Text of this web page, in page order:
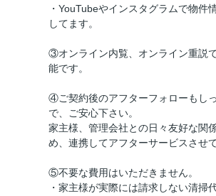
・YouTubeやインスタグラムで物件
してます。
③オンライン内覧、オンライン重説
能です。
④ご契約後のアフターフォローもし
で、ご安心下さい。
家主様、管理会社との日々友好な関
め、連携してアフターサービスさせ
⑤不要な費用はいただきません。
・家主様が実際には請求しない清掃